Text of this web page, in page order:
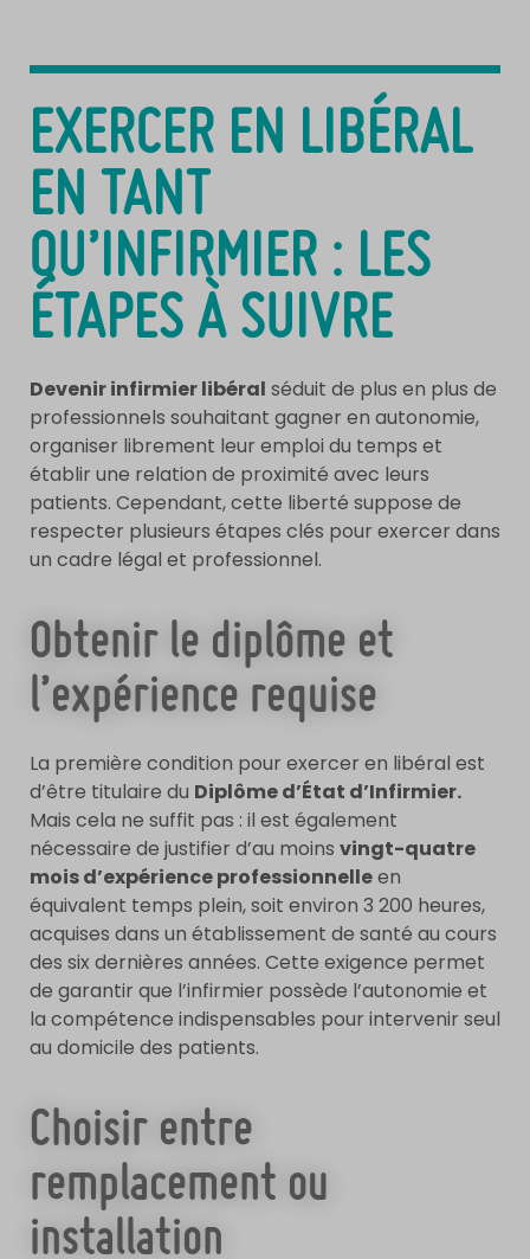
EXERCER EN LIBÉRAL
EN TANT
QU’INFIRMIER : LES
ÉTAPES À SUIVRE
Devenir infirmier libéral séduit de plus en plus de
professionnels souhaitant gagner en autonomie,
organiser librement leur emploi du temps et
établir une relation de proximité avec leurs
patients. Cependant, cette liberté suppose de
respecter plusieurs étapes clés pour exercer dans
un cadre légal et professionnel.
Obtenir le diplôme et
l’expérience requise
La première condition pour exercer en libéral est
d’être titulaire du Diplôme d’État d’Infirmier.
Mais cela ne suffit pas : il est également
nécessaire de justifier d’au moins vingt-quatre
mois d’expérience professionnelleen
équivalent temps plein, soit environ 3 200 heures,
acquises dans un établissement de santé au cours
des six dernières années. Cette exigence permet
de garantir que l’infirmier possède l’autonomie et
la compétence indispensables pour intervenir seul
au domicile des patients.
Choisir entre
remplacement ou
installation